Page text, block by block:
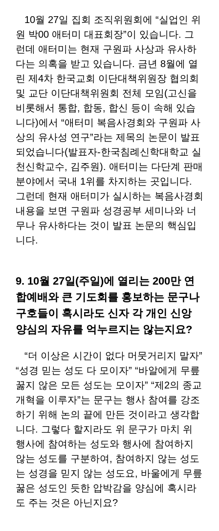
10월 27일 집회 조직위원회에 “실업인 위
원 박00 애터미 대표회장”이 있습니다. 그
런데 애터미는 현재 구원파 사상과 유사하
다는 의혹을 받고 있습니다. 금년 8월에 열
린 제4차 한국교회 이단대책위원장 협의회
및 교단 이단대책위원회 전체 모임(고신을
비롯해서 통합, 합동, 합신 등이 속해 있습
니다)에서 “애터미 복음사경회와 구원파 사
상의 유사성 연구”라는 제목의 논문이 발표
되었습니다(발표자-한국침례신학대학교 실
천신학교수, 김주원). 애터미는 다단계 판매
분야에서 국내 1위를 차지하는 곳입니다.
그런데 현재 애터미가 실시하는 복음사경회
내용을 보면 구원파 성경공부 세미나와 너
무나 유사하다는 것이 발표 논문의 핵심입
니다.
9. 10월 27일(주일)에 열리는 200만 연
합예배와 큰 기도회를 홍보하는 문구나
구호들이 혹시라도 신자 각 개인 신앙
양심의 자유를 억누르지는 않는지요?
“더 이상은 시간이 없다 머뭇거리지 말자”
“성경 믿는 성도 다 모이자” “바알에게 무릎
꿇지 않은 모든 성도는 모이자” “제2의 종교
개혁을 이루자”는 문구는 행사 참여를 강조
하기 위해 논의 끝에 만든 것이라고 생각합
니다. 그렇다 할지라도 위 문구가 마치 위
행사에 참여하는 성도와 행사에 참여하지
않는 성도를 구분하여, 참여하지 않는 성도
는 성경을 믿지 않는 성도요, 바울에게 무릎
꿇은 성도인 듯한 압박감을 양심에 혹시라
도 주는 것은 아닌지요?